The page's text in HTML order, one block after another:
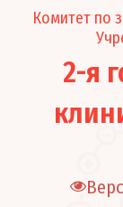
Комитет по
2-я